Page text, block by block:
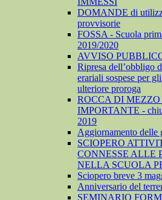
DOMANDE di
provvisorie
FOSSA - Scuola
2019/2020
AVVISO
Ripresa dell’obbligo
erariali sospese per
ulteriore proroga
ROCCA DI MEZZO
IMPORTANTE -
2019
Aggiornamento delle
SCIOPERO
CONNESSE ALLE
NELLA SCUOLA
Sciopero breve 3
Anniversario del
SEMINARIO